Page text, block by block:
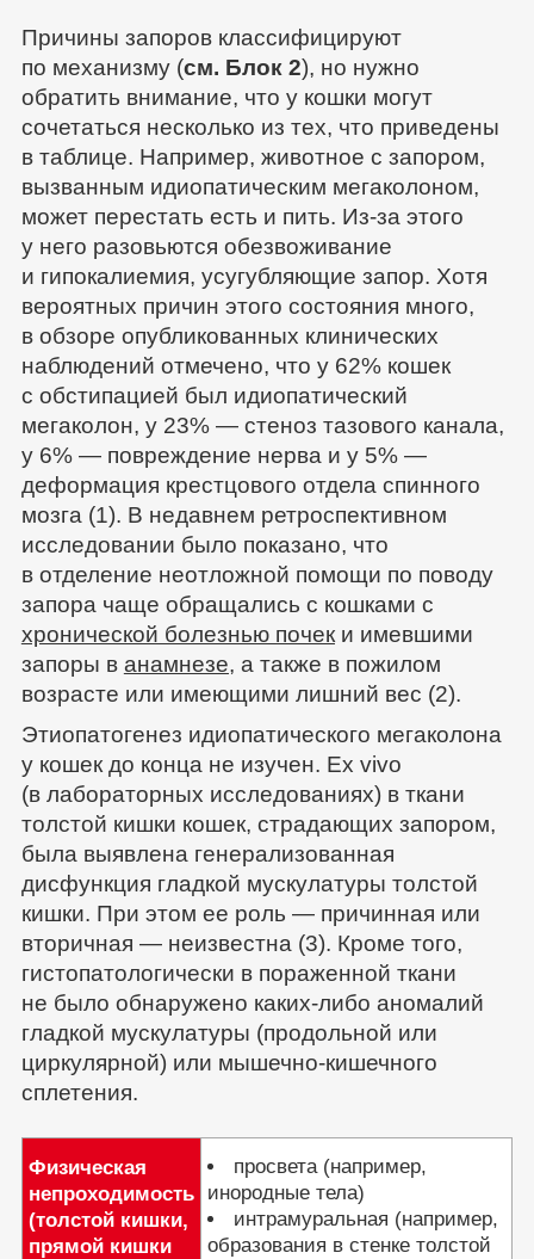
Причины запоров классифицируют
по механизму (см. Блок 2), но нужно
обратить внимание, что у кошки могут
сочетаться несколько из тех, что приведены
в таблице. Например, животное с запором,
вызванным идиопатическим мегаколоном,
может перестать есть и пить. Из-за этого
у него разовьются обезвоживание
и гипокалиемия, усугубляющие запор. Хотя
вероятных причин этого состояния много,
в обзоре опубликованных клинических
наблюдений отмечено, что у 62% кошек
с обстипацией был идиопатический
мегаколон, у 23% — стеноз тазового канала,
у 6% — повреждение нерва и у 5% —
деформация крестцового отдела спинного
мозга (1). В недавнем ретроспективном
исследовании было показано, что
в отделение неотложной помощи по поводу
запора чаще обращались с кошками с
хронической болезнью почеки имевшими
запоры в анамнезе, а также в пожилом
возрасте или имеющими лишний вес (2).
Этиопатогенез идиопатического мегаколона
у кошек до конца не изучен. Ex vivo
(в лабораторных исследованиях) в ткани
толстой кишки кошек, страдающих запором,
была выявлена генерализованная
дисфункция гладкой мускулатуры толстой
кишки. При этом ее роль — причинная или
вторичная — неизвестна (3). Кроме того,
гистопатологически в пораженной ткани
не было обнаружено каких-либо аномалий
гладкой мускулатуры (продольной или
циркулярной) или мышечно-кишечного
сплетения.
Физическая
непроходимость
(толстой кишки,
прямой кишки
просвета (например,
инородные тела)
интрамуральная (например,
образования в стенке толстой